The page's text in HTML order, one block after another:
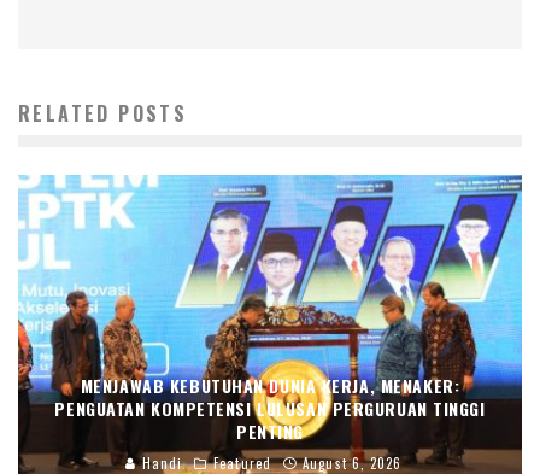
RELATED POSTS
MENJAWAB KEBUTUHAN DUNIA KERJA, MENAKER:
PENGUATAN KOMPETENSI LULUSAN PERGURUAN TINGGI
PENTING
Handi Featured August 6, 2026